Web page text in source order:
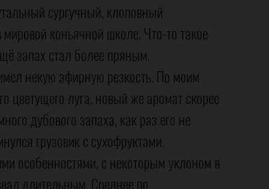
сургучный, клоповный
коньячной школе. Что-то такое
запах стал более пряным.
некую эфирную резкость. По моим
луга, новый же аромат скорее
дубового запаха, как раз его не
грузовик с сухофруктами.
особенностями, с некоторым уклоном в
длительным. Среднее по